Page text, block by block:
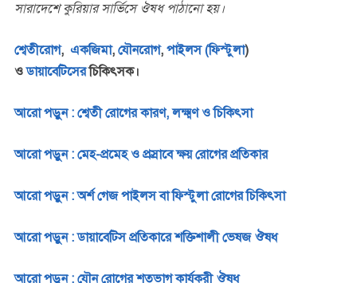
সারাদেশে কুরিয়ার সার্ভিসে ঔষধ পাঠানো হয়।
শ্বেতীরোগ, একজিমা, যৌনরোগ,পাইলস (ফিস্টুলা)
ওডায়াবেটিসেরচিকিৎসক।
আরো পড়ুন : শ্বেতী রোগের কারণ, লক্ষ্মণ ও চিকিৎসা
আরো পড়ুন : মেহ-প্রমেহ ও প্রস্রাবে ক্ষয় রোগের প্রতিকার
আরো পড়ুন : অর্শ গেজ পাইলস বা ফিস্টুলা রোগের চিকিৎসা
আরো পড়ুন : ডায়াবেটিস প্রতিকারে শক্তিশালী ভেষজ ঔষধ
আরো পড়ুন : যৌন রোগের শতভাগ কার্যকরী ঔষধ